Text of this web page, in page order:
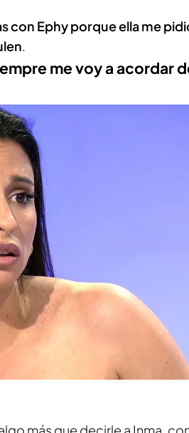
con Ephy porque ella me
.
me voy a acordar